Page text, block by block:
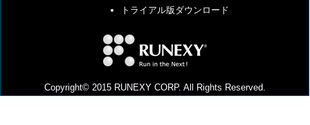
トライアル版ダウンロード
Copyright© 2015 RUNEXY CORP. All Rights Reserved.